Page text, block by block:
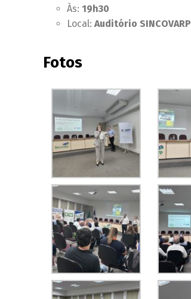
Às: 19h30
Local: Auditório SINCOVARP
Fotos